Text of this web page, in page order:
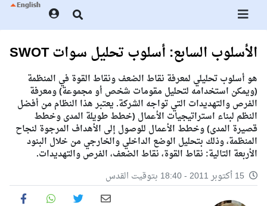
الأسلوب السابع: أسلوب تحليل سوات SWOT
هو أسلوب تحليلي لمعرفة نقاط الضعف ونقاط القوة في المنظمة
(ويمكن استخدامه لتحليل مقومات شخص أو مجموعة) ومعرفة
الفرص والتهديدات التي تواجه الشركة. يعتبر هذا النظام من أفضل
النظم لبناء استراتيجيات الأعمال (خطط طويلة المدى وخطط
قصيرة المدى) وخطط الأعمال للوصول إلى الأهداف المرجوة لنجاح
المنظمة، وذلك بتحليل الوضع الداخلي والخارجي من خلال البنود
الأربعة التالية: نقاط القوة، نقاط الضعف، الفرص والتهديدات.